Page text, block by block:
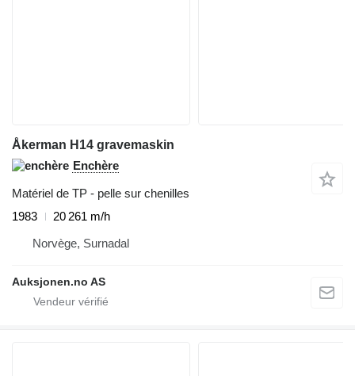
Åkerman H14 gravemaskin
Enchère
Matériel de TP - pelle sur chenilles
1983
20 261 m/h
Norvège, Surnadal
Auksjonen.no AS